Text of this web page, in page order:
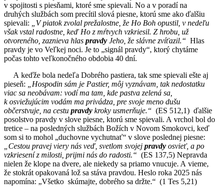
v spojitosti s piesňami, ktoré sme spievali. No a v poradí na
druhých službách som precítil slová piesne, ktorú sme ako ďalšiu
spievali:
„V piatok zvolal prežalostne, že Ho Boh opustil, v nedeľu
však vstal radostne, keď Ho z mŕtvych vzkriesil. Z hrobu, už
otvoreného, zaznieva hlas pravdy Jeho, že slávne zvíťazil.“ Hlas
pravdy je vo Veľkej noci. Je to „signál pravdy“, ktorý chytáme
počas tohto veľkonočného obdobia 40 dní.
A keďže bola nedeľa Dobrého pastiera, tak sme spievali ešte aj
pieseň:
„Hospodin sám je Pastier, môj vyznávam, tak nedostatku
viac sa neobávam: vodí ma tam, kde pastva zelená sa,
k osviežujúcim vodám ma privádza, pre svoje meno dušu
občerstvuje, na cestu pravdy kroky usmerňuje.“ (ES 512,1) ďalšie
posolstvo pravdy v slove piesne, ktorú sme spievali. A vrchol bol do
tretice – na posledných službách Božích v Novom Smokovci, keď
som si to mohol „duchovne vychutnať“ v slove poslednej piesne:
„Cestou pravej viery nás veď, svetlom svojej pravdy osvieť, a po
vzkriesení z milosti, prijmi nás do radosti.“ (ES 137,5) Nepravda
nielen že klope na dvere, ale niekedy sa priamo vnucuje. A vieme,
že stokrát opakovaná lož sa stáva pravdou. Heslo roka 2025 nás
napomína: „Všetko skúmajte, dobrého sa držte.“ (1 Tes 5,21)